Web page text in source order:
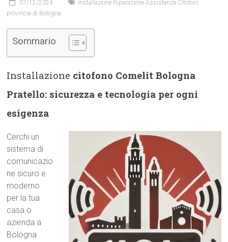
07/12/2024
Installazione Riparazione Assistenza Citofoni
provincia di Bologna
Sommario
Installazione citofono Comelit Bologna
Pratello: sicurezza e tecnologia per ogni
esigenza
Cerchi un
sistema di
comunicazio
ne sicuro e
moderno
per la tua
casa o
azienda a
Bologna